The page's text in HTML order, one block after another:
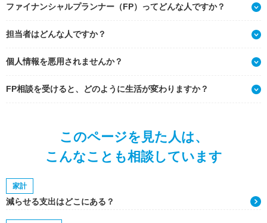
ファイナンシャルプランナー（FP）ってどんな人ですか？
担当者はどんな人ですか？
個人情報を悪用されませんか？
FP相談を受けると、どのように生活が変わりますか？
このページを見た人は、
こんなことも相談しています
家計
減らせる支出はどこにある？